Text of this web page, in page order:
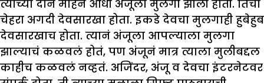
त्याच्या दोन महिने आधी अंजूला मुलगी झाली होती. तिचा
चेहरा अगदी देवसारखा होता. इकडे देवचा मुलगाही हुबेहुब
देवसारखाच होता. त्यानं अंजूला आपल्याला मुलगा
झाल्याचं कळवलं होतं, पण अंजूनं मात्र त्याला मुलीबद्दल
काहीच कळवलं नव्हतं. अजिंदर, अंजू व देवचा इंटरनेटवर